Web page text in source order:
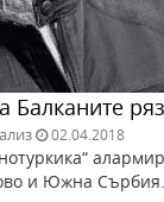
Балканите
02.04.2018
и Южна